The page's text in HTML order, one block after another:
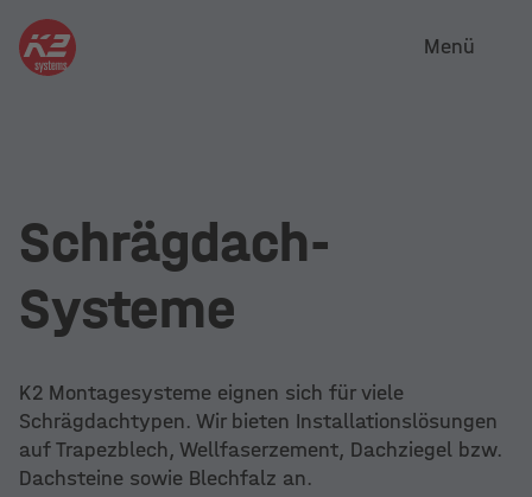
Menü
Schrägdach-
Systeme
K2 Montagesysteme eignen sich für viele
Schrägdachtypen. Wir bieten Installationslösungen
auf Trapezblech, Wellfaserzement, Dachziegel bzw.
Dachsteine sowie Blechfalz an.